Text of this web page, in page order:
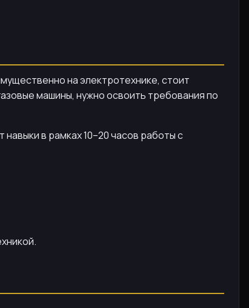
на электротехнике, стоит
машины, нужно освоить требования по
в рамках 10–20 часов работы с